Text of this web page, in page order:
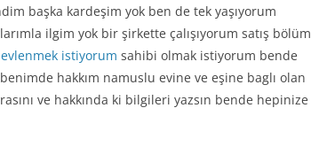
başka kardeşim yok ben de tek yaşıyorum
ilgim yok bir şirkette çalışıyorum satış bölüm
evlenmek istiyorum sahibi olmak istiyorum bende
hakkım namuslu evine ve eşine baglı olan
ve hakkında ki bilgileri yazsın bende hepinize